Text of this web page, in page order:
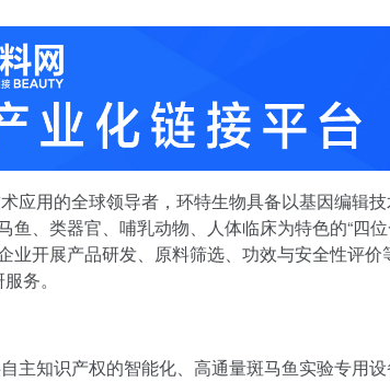
应用的全球领导者，环特生物具备以基因编辑
、类器官、哺乳动物、人体临床为特色的“四位
业开展产品研发、原料筛选、功效与安全性评价
务。
主知识产权的智能化、高通量斑马鱼实验专用